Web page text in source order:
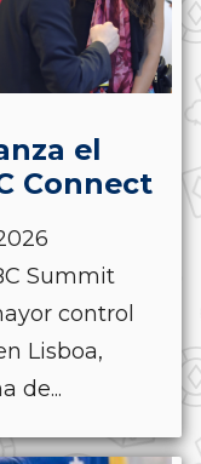
el
Connect
Summit
control
Lisboa,
de...